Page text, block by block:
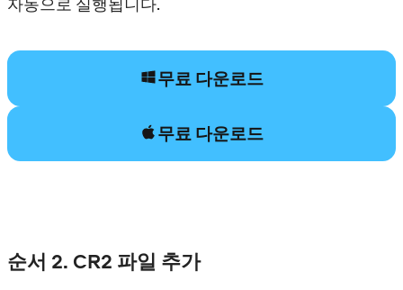
무료 다운로드
무료 다운로드
순서 2. CR2 파일 추가